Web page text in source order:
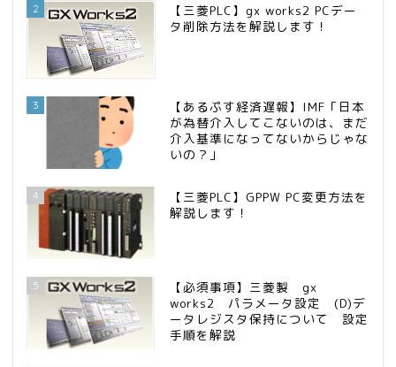
2
【三菱PLC】gx works2 PCデー
タ削除方法を解説します！
3
【あるぷす経済遅報】IMF「日本
が為替介入してこないのは、まだ
介入基準になってないからじゃな
いの？」
4
【三菱PLC】GPPW PC変更方法を
解説します！
5
【必須事項】三菱製 gx
works2 パラメータ設定 (D)デ
ータレジスタ保持について 設定
手順を解説